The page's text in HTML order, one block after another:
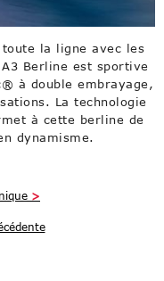
la ligne avec les
Berline est sportive
à double embrayage,
La technologie
à cette berline de
dynamisme.
>